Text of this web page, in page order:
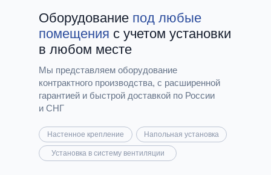
Оборудование под любые
помещения с учетом установки
в любом месте
Мы представляем оборудование
контрактного производства, с расширенной
гарантией и быстрой доставкой по России
и СНГ
Настенное крепление Напольная установка
Установка в систему вентиляции